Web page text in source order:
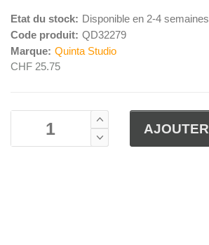
Etat du stock: Disponible en 2-4 semaines
Code produit: QD32279
Marque: Quinta Studio
CHF 25.75